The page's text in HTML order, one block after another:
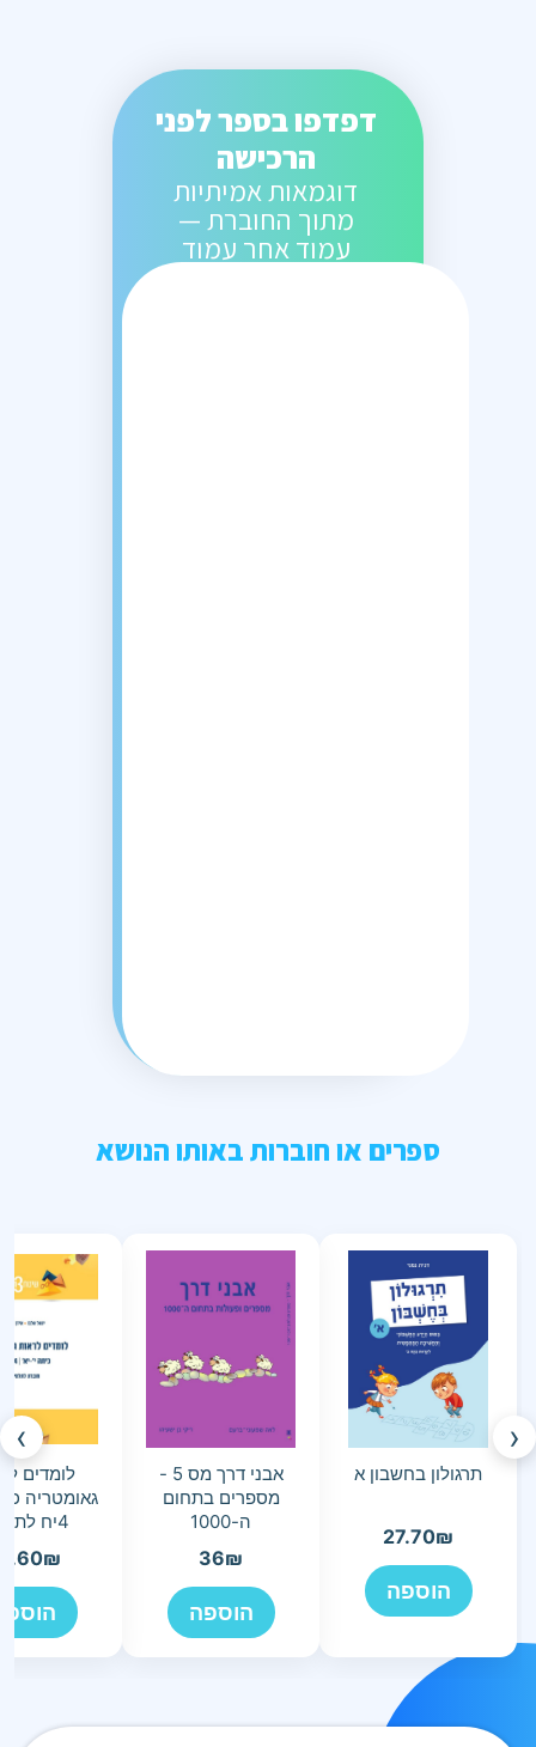
דפדפו בספר לפני
הרכישה
דוגמאות אמיתיות
מתוך החוברת —
עמוד אחר עמוד
ספרים או חוברות באותו הנושא
‹
תרגולון בחשבון א
27.70₪
הוספה
אבני דרך מס 5 -
מספרים בתחום
ה-1000
36₪
הוספה
לומדים
גאומטריה
4יח לתלמיד
₪
›